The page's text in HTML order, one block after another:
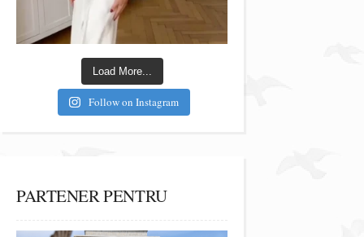
Load More...
Follow on Instagram
PARTENER PENTRU